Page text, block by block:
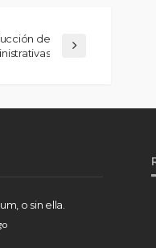
de
o sin ella.